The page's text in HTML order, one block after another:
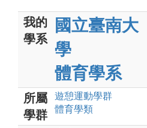
我的
學系
國立臺南大
學
體育學系
所屬
學群
遊憩運動學群
體育學類